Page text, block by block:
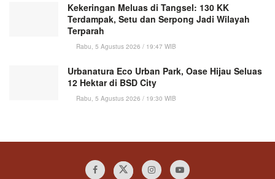
Kekeringan Meluas di Tangsel: 130 KK
Terdampak, Setu dan Serpong Jadi Wilayah
Terparah
Rabu, 5 Agustus 2026 / 19:47 WIB
Urbanatura Eco Urban Park, Oase Hijau Seluas
12 Hektar di BSD City
Rabu, 5 Agustus 2026 / 19:30 WIB